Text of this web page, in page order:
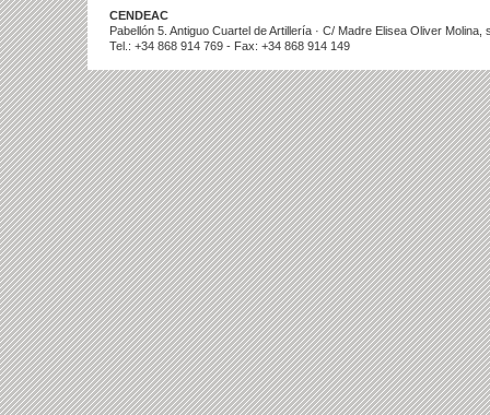
CENDEAC
Pabellón 5. Antiguo Cuartel de Artillería · C/ Madre Elisea Oliver
Tel.: +34 868 914 769 - Fax: +34 868 914 149